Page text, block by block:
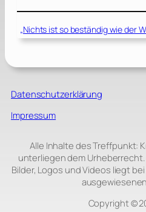
„Nichts ist so beständig wie der
Datenschutzerklärung
Impressum
Alle Inhalte des Treffpunkt:
unterliegen dem
Bilder, Logos und Videos liegt
Copyright ©